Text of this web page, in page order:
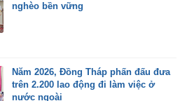
nghèo bền vững
Năm 2026, Đồng Tháp phấn đấu đưa
trên 2.200 lao động đi làm việc ở
nước ngoài